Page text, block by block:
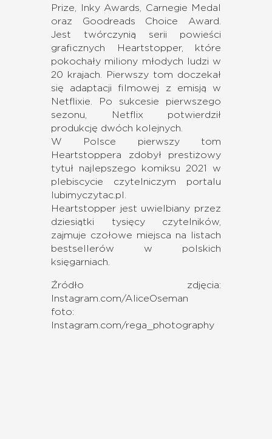
Prize, Inky Awards, Carnegie Medal
oraz Goodreads Choice Award.
Jest twórczynią serii powieści
graficznych Heartstopper, które
pokochały miliony młodych ludzi w
20 krajach. Pierwszy tom doczekał
się adaptacji filmowej z emisją w
Netflixie. Po sukcesie pierwszego
sezonu, Netflix potwierdził
produkcję dwóch kolejnych.
W Polsce pierwszy tom
Heartstoppera zdobył prestiżowy
tytuł najlepszego komiksu 2021 w
plebiscycie czytelniczym portalu
lubimyczytac.pl.
Heartstopper jest uwielbiany przez
dziesiątki tysięcy czytelników,
zajmuje czołowe miejsca na listach
bestsellerów w polskich
księgarniach.
Źródło zdjęcia:
Instagram.com/AliceOseman
foto:
Instagram.com/rega_photography